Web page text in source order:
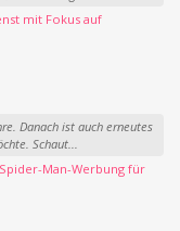
mit Fokus auf
Danach ist auch erneutes
Schaut...
Man-Werbung für